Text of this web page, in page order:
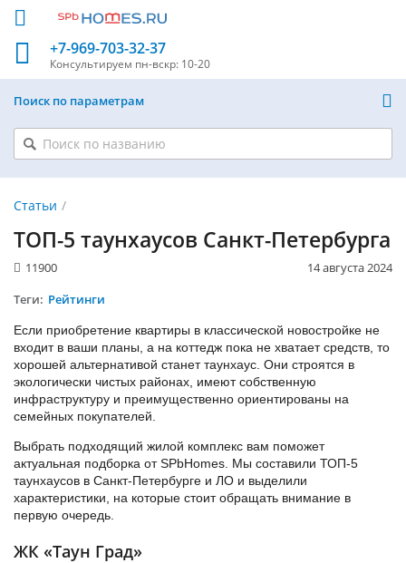
+7-969-703-32-37
Консультируем пн-вскр: 10-20
Поиск по параметрам
Статьи
ТОП-5 таунхаусов Санкт-Петербурга
14 августа 2024
11900
Теги: Рейтинги
Если приобретение квартиры в классической новостройке не
входит в ваши планы, а на коттедж пока не хватает средств, то
хорошей альтернативой станет таунхаус. Они строятся в
экологически чистых районах, имеют собственную
инфраструктуру и преимущественно ориентированы на
семейных покупателей.
Выбрать подходящий жилой комплекс вам поможет
актуальная подборка от SPbHomes. Мы составили ТОП-5
таунхаусов в Санкт-Петербурге и ЛО и выделили
характеристики, на которые стоит обращать внимание в
первую очередь.
ЖК «Таун Град»